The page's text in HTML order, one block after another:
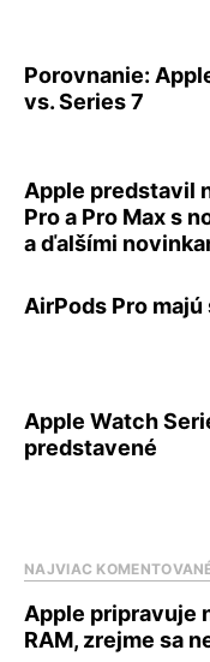
Porovnanie:
vs. Series 7
Apple predstavil
Pro a Pro Max s
a ďalšími
AirPods Pro
Apple Watch
predstavené
NAJVIAC
Apple pripravuje
RAM, zrejme sa